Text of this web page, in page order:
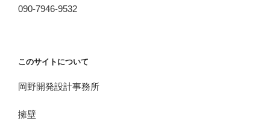
090-7946-9532
このサイトについて
岡野開発設計事務所
擁壁